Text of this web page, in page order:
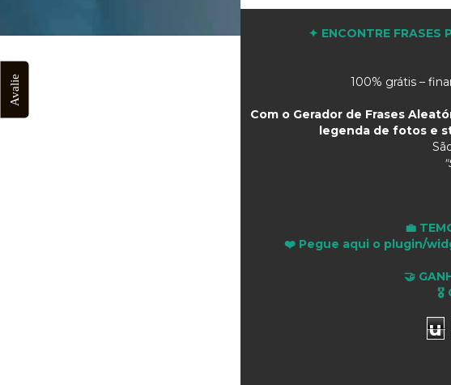
✦ ENCONTRE FRASES
100% grátis –
Com o Gerador de Frases
legenda de fotos e
💼
❤️ Pegue aqui o plugin/
🤝
🎖
u
Avalie